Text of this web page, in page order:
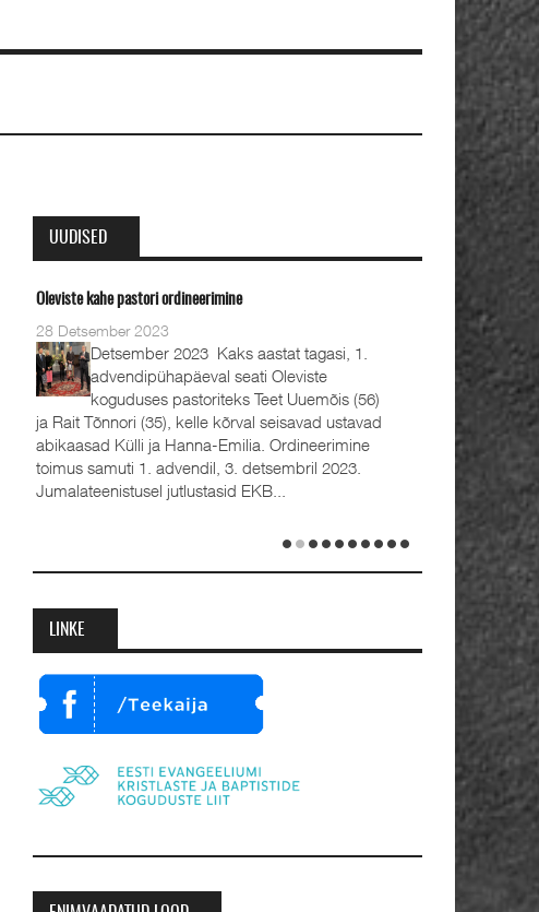
UUDISED
Oleviste kahe pastori ordineerimine
28 Detsember 2023
Detsember 2023 Kaks aastat tagasi, 1.
advendipühapäeval seati Oleviste
koguduses pastoriteks Teet Uuemõis (56)
ja Rait Tõnnori (35), kelle kõrval seisavad ustavad
abikaasad Külli ja Hanna-Emilia. Ordineerimine
toimus samuti 1. advendil, 3. detsembril 2023.
Jumalateenistusel jutlustasid EKB...
LINKE